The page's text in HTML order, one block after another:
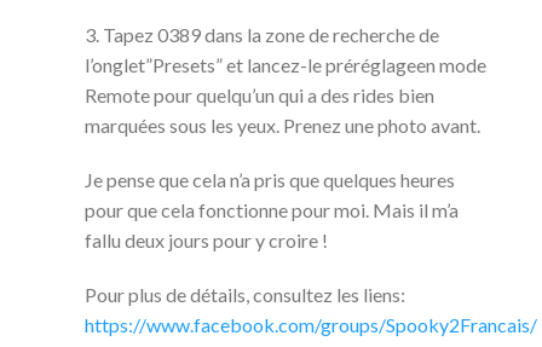
3. Tapez 0389 dans la zone de recherche de
l’onglet”Presets” et lancez-le préréglageen mode
Remote pour quelqu’un qui a des rides bien
marquées sous les yeux. Prenez une photo avant.
Je pense que cela n’a pris que quelques heures
pour que cela fonctionne pour moi. Mais il m’a
fallu deux jours pour y croire !
Pour plus de détails, consultez les liens:
https://www.facebook.com/groups/Spooky2Francais/